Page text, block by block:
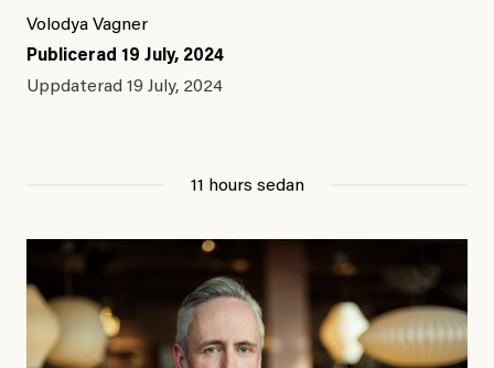
Volodya Vagner
Publicerad 19 July, 2024
Uppdaterad 19 July, 2024
11 hours sedan